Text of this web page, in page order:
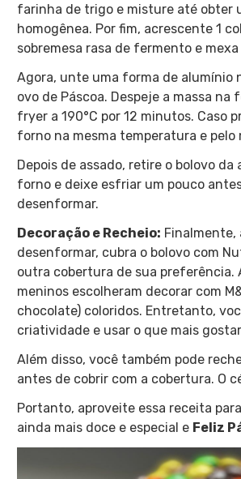
farinha de trigo e misture até obter
homogênea. Por fim, acrescente 1
sobremesa rasa de fermento e
Agora, unte uma forma de alumínio
ovo de Páscoa. Despeje a massa na
fryer a 190°C por 12 minutos. Caso
forno na mesma temperatura e pelo
Depois de assado, retire o bolovo
forno e deixe esfriar um pouco
desenformar.
Decoração e Recheio: Finalmente,
desenformar, cubra o bolovo com
outra cobertura de sua preferência.
meninos escolheram decorar com
chocolate) coloridos. Entretanto,
criatividade e usar o que mais
Além disso, você também pode
antes de cobrir com a cobertura. O
Portanto, aproveite essa receita
ainda mais doce e especial e Feliz